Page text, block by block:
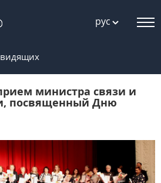
рус
министра связи и
посвященный Дню